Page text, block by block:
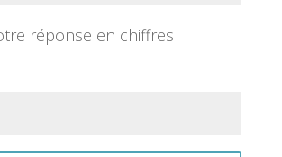
réponse en chiffres